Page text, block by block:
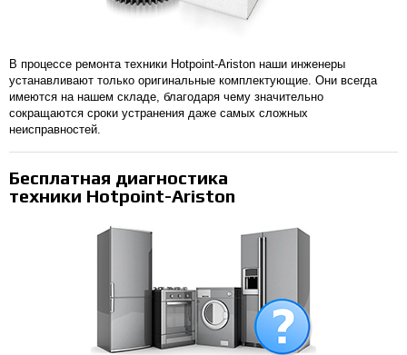
В процессе ремонта техники Hotpoint-Ariston наши инженеры
устанавливают только оригинальные комплектующие. Они всегда
имеются на нашем складе, благодаря чему значительно
сокращаются сроки устранения даже самых сложных
неисправностей.
Бесплатная диагностика
техники Hotpoint-Ariston